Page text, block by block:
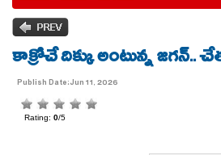
కాక్రోచే దిక్కు అంటున్న జగన్..
Publish Date:Jun 11, 2026